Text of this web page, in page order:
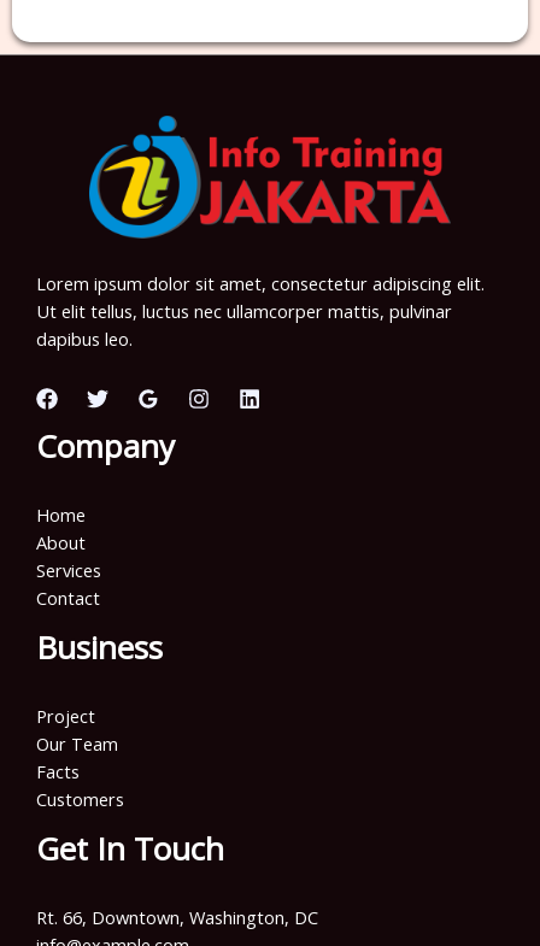
Lorem ipsum dolor sit amet, consectetur adipiscing elit.
Ut elit tellus, luctus nec ullamcorper mattis, pulvinar
dapibus leo.
Company
Home
About
Services
Contact
Business
Project
Our Team
Facts
Customers
Get In Touch
Rt. 66, Downtown, Washington, DC